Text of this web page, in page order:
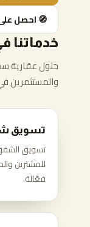
🧭 احصل
خدماتنا
حلول عقارية
والمستثمرين
تسويق
تسويق
للمشترين
فعّالة.